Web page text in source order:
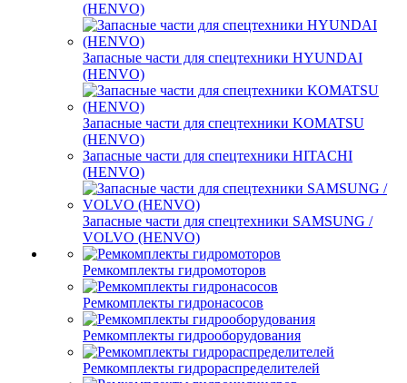
(HENVO)
Запасные части для спецтехники HYUNDAI
(HENVO)
Запасные части для спецтехники KOMATSU
(HENVO)
Запасные части для спецтехники HITACHI
(HENVO)
Запасные части для спецтехники SAMSUNG /
VOLVO (HENVO)
Ремкомплекты гидромоторов
Ремкомплекты гидронасосов
Ремкомплекты гидрооборудования
Ремкомплекты гидрораспределителей